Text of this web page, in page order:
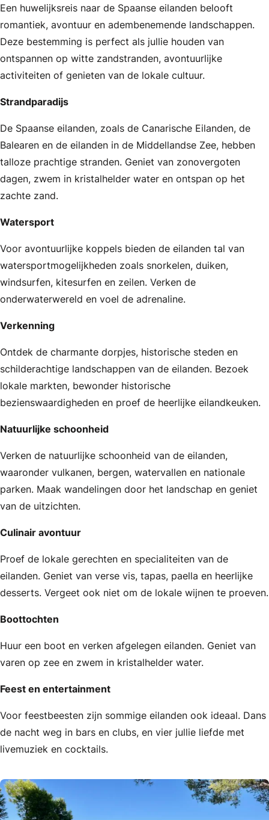
Een huwelijksreis naar de Spaanse eilanden belooft
romantiek, avontuur en adembenemende landschappen.
Deze bestemming is perfect als jullie houden van
ontspannen op witte zandstranden, avontuurlijke
activiteiten of genieten van de lokale cultuur.
Strandparadijs
De Spaanse eilanden, zoals de Canarische Eilanden, de
Balearen en de eilanden in de Middellandse Zee, hebben
talloze prachtige stranden. Geniet van zonovergoten
dagen, zwem in kristalhelder water en ontspan op het
zachte zand.
Watersport
Voor avontuurlijke koppels bieden de eilanden tal van
watersportmogelijkheden zoals snorkelen, duiken,
windsurfen, kitesurfen en zeilen. Verken de
onderwaterwereld en voel de adrenaline.
Verkenning
Ontdek de charmante dorpjes, historische steden en
schilderachtige landschappen van de eilanden. Bezoek
lokale markten, bewonder historische
bezienswaardigheden en proef de heerlijke eilandkeuken.
Natuurlijke schoonheid
Verken de natuurlijke schoonheid van de eilanden,
waaronder vulkanen, bergen, watervallen en nationale
parken. Maak wandelingen door het landschap en geniet
van de uitzichten.
Culinair avontuur
Proef de lokale gerechten en specialiteiten van de
eilanden. Geniet van verse vis, tapas, paella en heerlijke
desserts. Vergeet ook niet om de lokale wijnen te proeven.
Boottochten
Huur een boot en verken afgelegen eilanden. Geniet van
varen op zee en zwem in kristalhelder water.
Feest en entertainment
Voor feestbeesten zijn sommige eilanden ook ideaal. Dans
de nacht weg in bars en clubs, en vier jullie liefde met
livemuziek en cocktails.